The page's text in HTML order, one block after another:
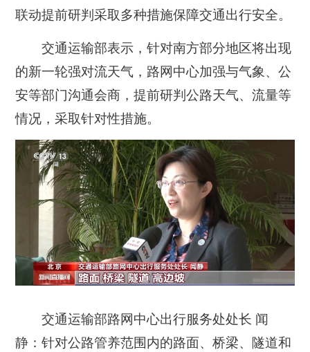
联动提前研判采取多种措施保障交通出行安全。
交通运输部表示，针对南方部分地区将出现
的新一轮强对流天气，路网中心加强与气象、公
安等部门沟通会商，提前研判公路天气、流量等
情况，采取针对性措施。
交通运输部路网中心出行服务处处长 闻
静：针对公路管养范围内的路面、桥梁、隧道和